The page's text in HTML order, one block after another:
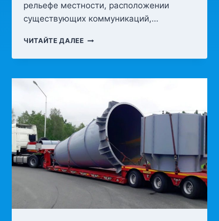
рельефе местности, расположении
существующих коммуникаций,…
ЧИТАЙТЕ ДАЛЕЕГЕОДЕЗИЧЕСКИЕ
ТОЧНОЕ
ЗЕМЛИ
УСПЕШНОГО
СТРОИТЕЛЬСТВА